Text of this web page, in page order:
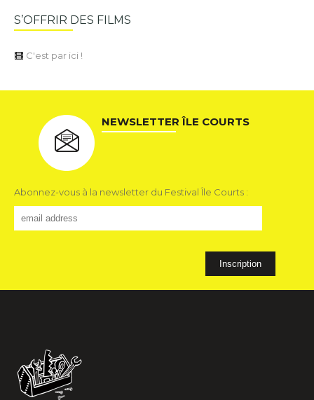
S’OFFRIR DES FILMS
C'est par ici !
NEWSLETTER ÎLE COURTS
Abonnez-vous à la newsletter du Festival Île Courts :